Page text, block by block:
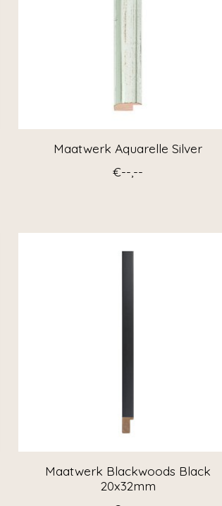
Maatwerk Aquarelle Silver
€--,--
Maatwerk Blackwoods Black
20x32mm